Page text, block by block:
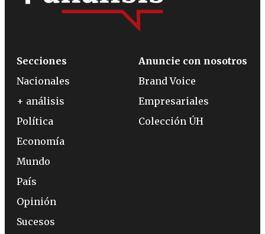
Secciones
Nacionales
+ análisis
Política
Economía
Mundo
País
Opinión
Sucesos
Anuncie con nosotros
Brand Voice
Empresariales
Colección ÚH